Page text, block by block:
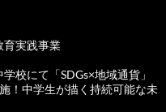
育実践事業
校にて「SDGs×地域通貨」
！中学生が描く持続可能な未